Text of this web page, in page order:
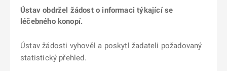
Ústav obdržel žádost o informaci týkající se
léčebného konopí.
Ústav žádosti vyhověl a poskytl žadateli požadovaný
statistický přehled.